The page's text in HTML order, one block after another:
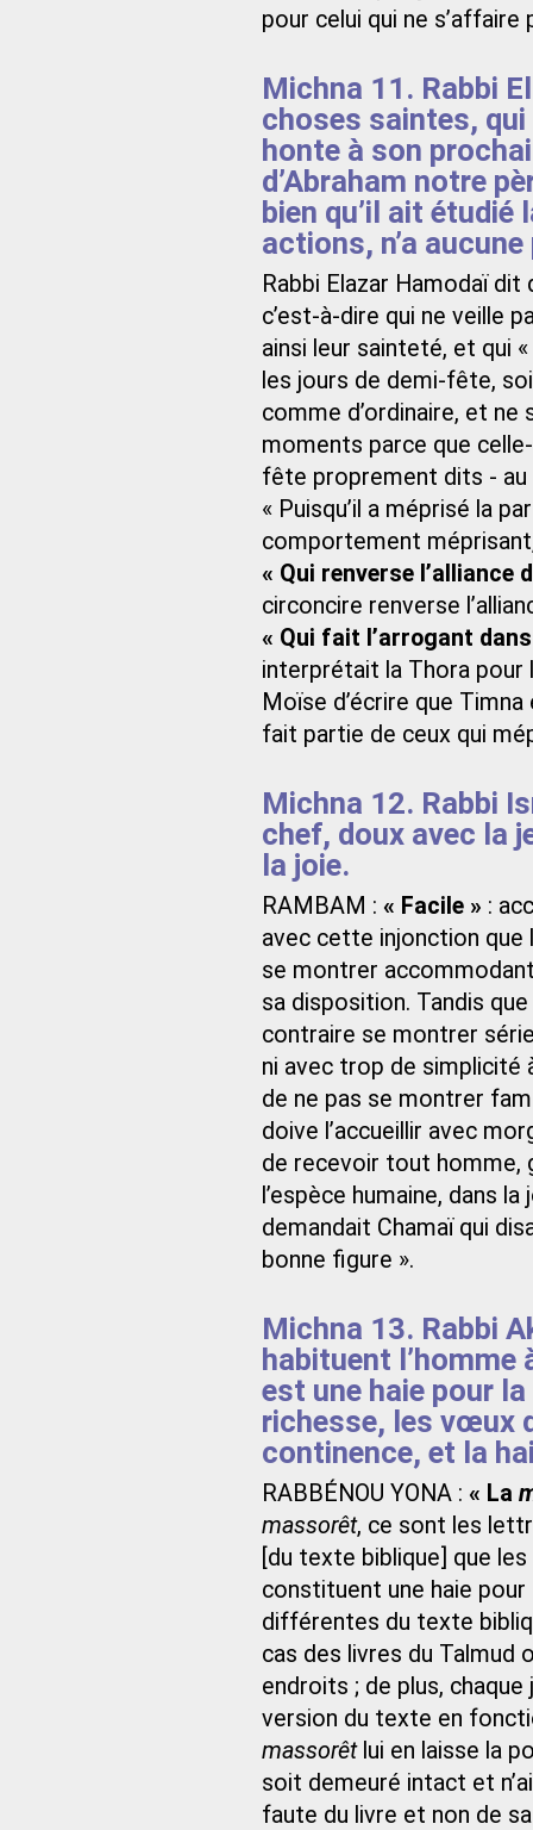
pour celui qui ne s’affaire
Michna 11. Rabbi
choses saintes,
honte à son
d’Abraham notre
bien qu’il ait
actions, n’a
Rabbi Elazar Hamodaï dit
c’est-à-dire qui ne veille
ainsi leur sainteté, et qui
les jours de demi-fête,
comme d’ordinaire, et
moments parce que
fête proprement dits -
« Puisqu’il a méprisé la
comportement
« Qui renverse l’alliance
circoncire renverse
« Qui fait l’arrogant
interprétait la Thora pour
Moïse d’écrire que
fait partie de ceux qui
Michna 12. Rabbi
chef, doux avec la
la joie.
RAMBAM : « Facile » :
avec cette injonction que
se montrer
sa disposition. Tandis
contraire se montrer
ni avec trop de simplicité
de ne pas se montrer
doive l’accueillir avec
de recevoir tout homme,
l’espèce humaine, dans
demandait Chamaï qui
bonne figure ».
Michna 13. Rabbi
habituent l’homme
est une haie pour
richesse, les vœux
continence, et la
RABBÉNOU YONA : « La
massorêt, ce sont les
[du texte biblique] que
constituent une haie pour
différentes du texte
cas des livres du Talmud
endroits ; de plus,
version du texte en
massorêtlui en laisse la
soit demeuré intact et
faute du livre et non de